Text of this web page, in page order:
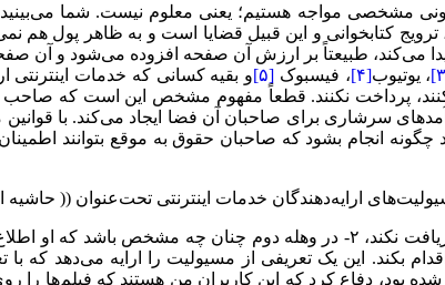
مشخصی مواجه هستیم؛ یعنی معلوم نیست. شما می‌بینید
ترویج کتابخوانی و این قبیل قضایا است و به ظاهر پول هم
می‌کند، طبیعتاً بر ارزش آن صفحه افزوده می‌شود و آن
، یوتیوب[۴] ، فیسبوک [۵]
و بقیه کسانی که خدمات اینترنتی
پرداخت نکنند. قطعاً مفهوم مشخص این است که صاحب
سرشاری برای صاحبان آن فضا ایجاد می‌کند. با
انجام بشود که صاحبان حقوق به موقع بتوانند
بکند. این یک تعریفی از مسیولیت را ارایه می‌دهد
بود، دفاع کرد که این کاربران من هستند که فیلم‌ها را